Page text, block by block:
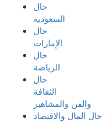
إذهب
المحتوى
حال
السعودية
حال
الإمارات
حال
الرياضة
حال
الثقافة
والفن والمشاهير
حال المال والاقتصاد